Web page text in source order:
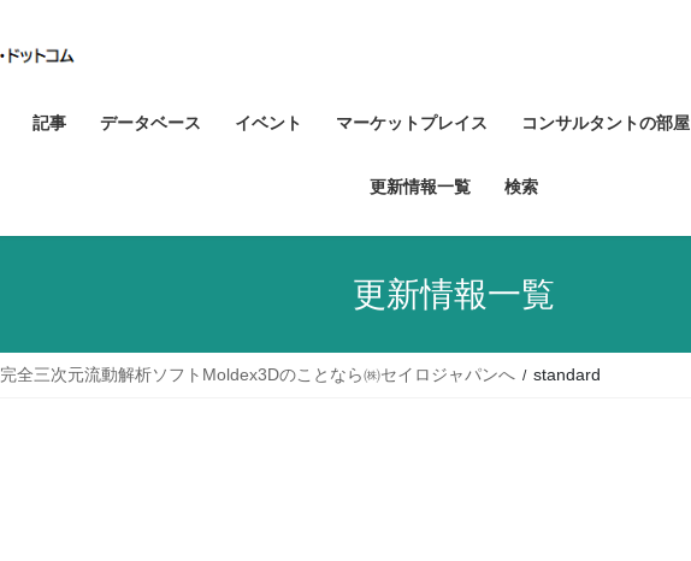
記事 データベース イベント マーケットプレイス コンサルタントの部屋
更新情報一覧 検索
更新情報一覧
完全三次元流動解析ソフトMoldex3Dのことなら㈱セイロジャパンへ standard